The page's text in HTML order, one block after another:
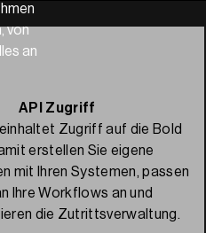
von
an
API Zugriff
Zugriff auf die Bold
erstellen Sie eigene
mit Ihren Systemen, passen
Ihre Workflows an und
die Zutrittsverwaltung.